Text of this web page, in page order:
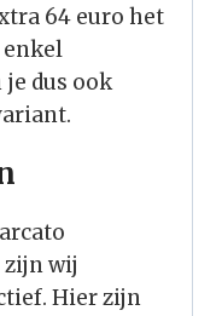
64 euro het
enkel
dus ook
zijn wij
Hier zijn